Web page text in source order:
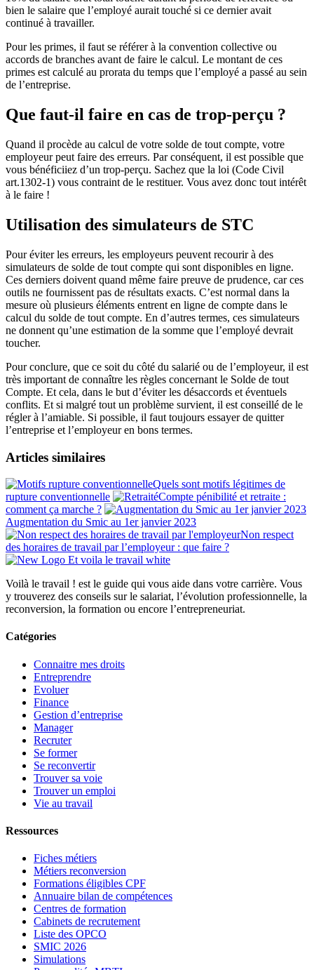
bien le salaire que l’employé aurait touché si ce dernier avait
continué à travailler.
Pour les primes, il faut se référer à la convention collective ou
accords de branches avant de faire le calcul. Le montant de ces
primes est calculé au prorata du temps que l’employé a passé au sein
de l’entreprise.
Que faut-il faire en cas de trop-perçu ?
Quand il procède au calcul de votre solde de tout compte, votre
employeur peut faire des erreurs. Par conséquent, il est possible que
vous bénéficiiez d’un trop-perçu. Sachez que la loi (Code Civil
art.1302-1) vous contraint de le restituer. Vous avez donc tout intérêt
à le faire !
Utilisation des simulateurs de STC
Pour éviter les erreurs, les employeurs peuvent recourir à des
simulateurs de solde de tout compte qui sont disponibles en ligne.
Ces derniers doivent quand même faire preuve de prudence, car ces
outils ne fournissent pas de résultats exacts. C’est normal dans la
mesure où plusieurs éléments entrent en ligne de compte dans le
calcul du solde de tout compte. En d’autres termes, ces simulateurs
ne donnent qu’une estimation de la somme que l’employé devrait
toucher.
Pour conclure, que ce soit du côté du salarié ou de l’employeur, il est
très important de connaître les règles concernant le Solde de tout
Compte. Et cela, dans le but d’éviter les désaccords et éventuels
conflits. Et si malgré tout un problème survient, il est conseillé de le
régler à l’amiable. Si possible, il faut toujours essayer de quitter
l’entreprise et l’employeur en bons termes.
Articles similaires
Quels sont motifs légitimes de
rupture conventionnelle
Compte pénibilité et retraite :
comment ça marche ?
Augmentation du Smic au 1er janvier 2023
Non respect
des horaires de travail par l’employeur : que faire ?
Voilà le travail ! est le guide qui vous aide dans votre carrière. Vous
y trouverez des conseils sur le salariat, l’évolution professionnelle, la
reconversion, la formation ou encore l’entrepreneuriat.
Catégories
Connaitre mes droits
Entreprendre
Evoluer
Finance
Gestion d’entreprise
Manager
Recruter
Se former
Se reconvertir
Trouver sa voie
Trouver un emploi
Vie au travail
Ressources
Fiches métiers
Métiers reconversion
Formations éligibles CPF
Annuaire bilan de compétences
Centres de formation
Cabinets de recrutement
Liste des OPCO
SMIC 2026
Simulations